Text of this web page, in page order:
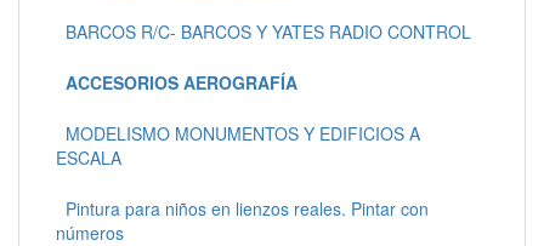
BARCOS R/C- BARCOS Y YATES RADIO CONTROL
ACCESORIOS AEROGRAFÍA
MODELISMO MONUMENTOS Y EDIFICIOS A
ESCALA
Pintura para niños en lienzos reales. Pintar con
números